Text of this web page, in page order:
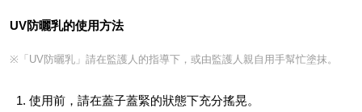
UV防曬乳的使用方法
※「UV防曬乳」請在監護人的指導下，或由監護人親自用手幫忙塗抹。
使用前，請在蓋子蓋緊的狀態下充分搖晃。